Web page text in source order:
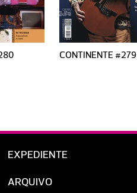
CONTINENTE #279
EXPEDIENTE
ARQUIVO